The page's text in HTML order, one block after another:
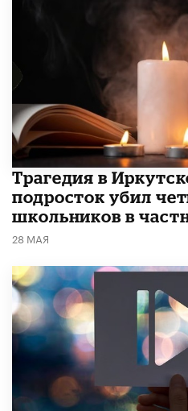
Трагедия в
подросток убил
школьников в
28 МАЯ